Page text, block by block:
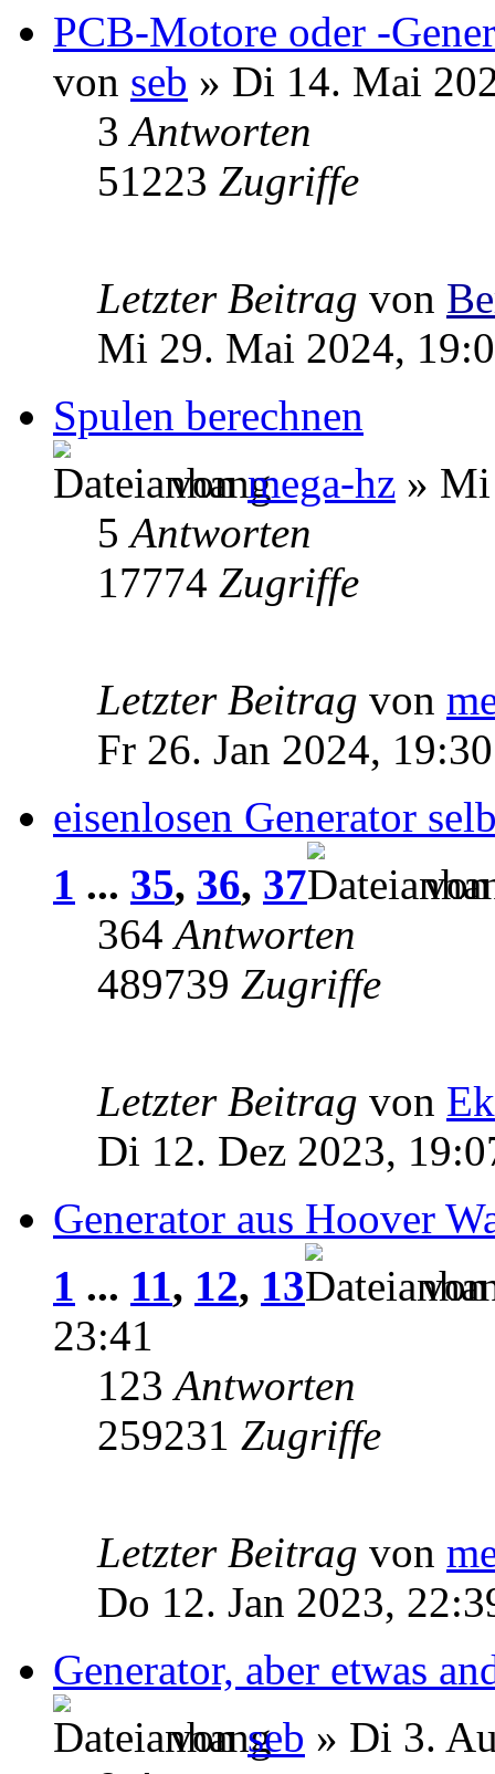
PCB-Motore oder -
von seb » Di 14. Mai
3Antworten
51223 Zugriffe
Letzter Beitrag von
Mi 29. Mai 2024,
Spulen berechnen
vonmega-hz » Mi
5Antworten
17774 Zugriffe
Letzter Beitrag von
Fr 26. Jan 2024, 19:30
eisenlosen Generator
1 ... 35, 36, 37
364Antworten
489739 Zugriffe
Letzter Beitrag von
Di 12. Dez 2023,
Generator aus Hoover
1 ... 11, 12, 13
23:41
123Antworten
259231 Zugriffe
Letzter Beitrag von
Do 12. Jan 2023,
Generator, aber etwas
vonseb » Di 3.